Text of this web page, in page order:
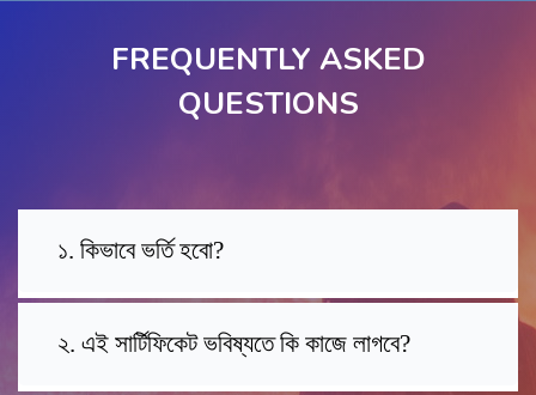
FREQUENTLY ASKED
QUESTIONS
১. কিভাবে ভর্তি হবো?
২. এই সার্টিফিকেট ভবিষ্যতে কি কাজে লাগবে?